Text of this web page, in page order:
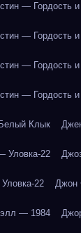
— Гордость
— Гордость
— Гордость
— Гордость
Клык
Уловка-22
22 Джон
— 1984